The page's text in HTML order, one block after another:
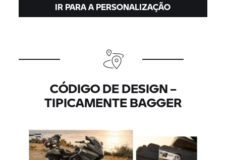
IR PARA A PERSONALIZAÇÃO
CÓDIGO DE DESIGN –
TIPICAMENTE BAGGER